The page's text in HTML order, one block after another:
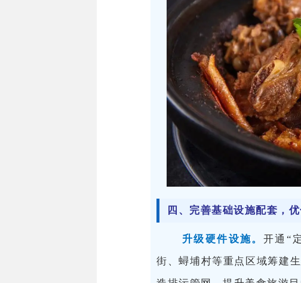
四、完善基础设施配套，
升级硬件设施。 开通“
街、蟳埔村等重点区域筹建